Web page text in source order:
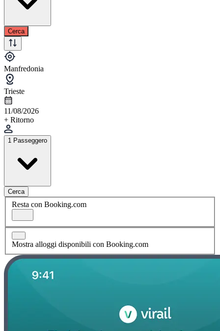
Cerca
Manfredonia
Trieste
11/08/2026
+ Ritorno
1 Passeggero
Cerca
Resta con Booking.com
Mostra alloggi disponibili con Booking.com